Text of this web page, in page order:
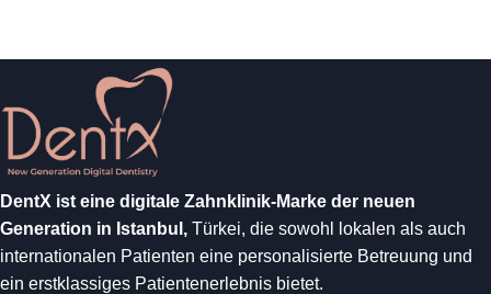
DentX ist eine digitale Zahnklinik-Marke der neuen
Generation in Istanbul, Türkei, die sowohl lokalen als auch
internationalen Patienten eine personalisierte Betreuung und
ein erstklassiges Patientenerlebnis bietet.